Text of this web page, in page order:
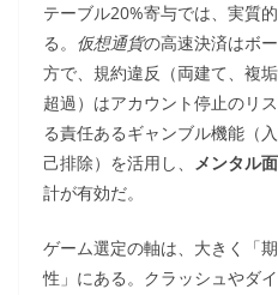
テーブル20%寄与では、実質
る。 仮想通貨の高速決済はボ
方で、規約違反（両建て、複
超過）はアカウント停止のリ
る責任あるギャンブル機能（
己排除）を活用し、 メンタル
計が有効だ。
ゲーム選定の軸は、大きく「
性」にある。クラッシュやダ